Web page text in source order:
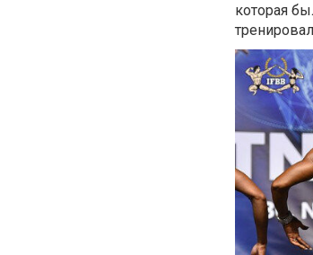
которая